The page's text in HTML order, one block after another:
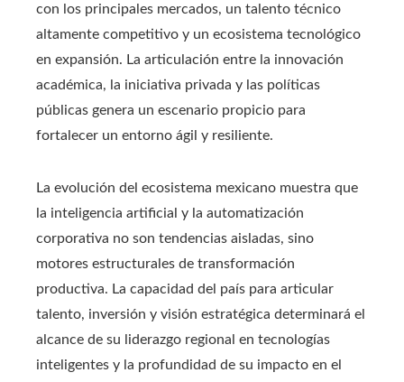
con los principales mercados, un talento técnico
altamente competitivo y un ecosistema tecnológico
en expansión. La articulación entre la innovación
académica, la iniciativa privada y las políticas
públicas genera un escenario propicio para
fortalecer un entorno ágil y resiliente.
La evolución del ecosistema mexicano muestra que
la inteligencia artificial y la automatización
corporativa no son tendencias aisladas, sino
motores estructurales de transformación
productiva. La capacidad del país para articular
talento, inversión y visión estratégica determinará el
alcance de su liderazgo regional en tecnologías
inteligentes y la profundidad de su impacto en el